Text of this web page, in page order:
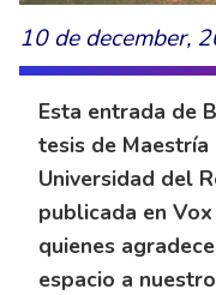
10 de december,
Esta entrada de
tesis de Maestría
Universidad del
publicada en
quienes
espacio a